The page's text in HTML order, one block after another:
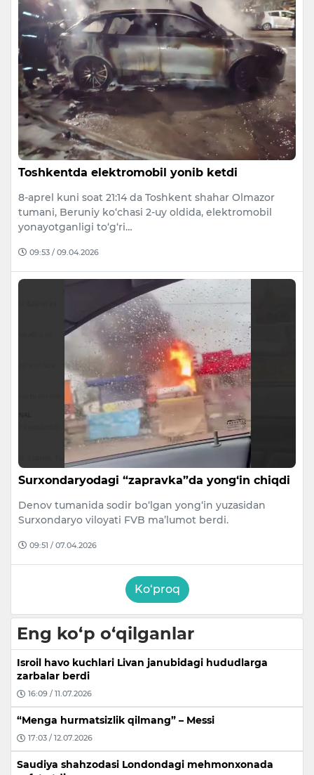
Toshkentda elektromobil yonib ketdi
8-aprel kuni soat 21:14 da Toshkent shahar Olmazor
tumani, Beruniy ko‘chasi 2-uy oldida, elektromobil
yonayotganligi to‘g‘ri…
09:53 / 09.04.2026
Surxondaryodagi “zapravka”da yong‘in chiqdi
Denov tumanida sodir bo‘lgan yong‘in yuzasidan
Surxondaryo viloyati FVB ma’lumot berdi.
09:51 / 07.04.2026
Ko‘proq
Eng ko‘p o‘qilganlar
Isroil havo kuchlari Livan janubidagi hududlarga
zarbalar berdi
16:09 / 11.07.2026
“Menga hurmatsizlik qilmang” – Messi
17:03 / 12.07.2026
Saudiya shahzodasi Londondagi mehmonxonada